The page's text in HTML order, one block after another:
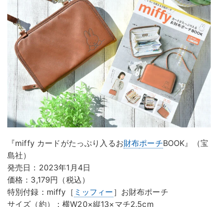
『miffy カードがたっぷり入るお財布ポーチBOOK』（宝
島社）
発売日：2023年1月4日
価格：3,179円（税込）
特別付録：miffy［ ミッフィー ］お財布ポーチ
サイズ（約）：横W20×縦13×マチ2.5cm